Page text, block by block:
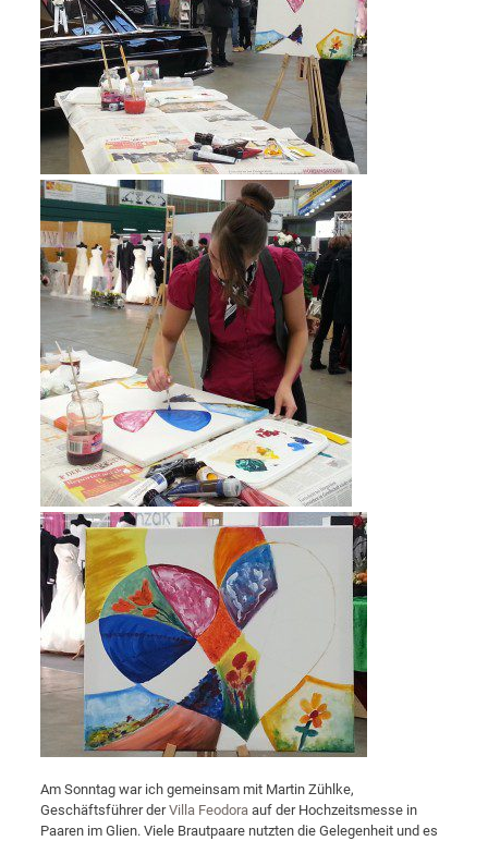
Am Sonntag war ich gemeinsam mit Martin Zühlke,
Geschäftsführer derVilla Feodora auf der Hochzeitsmesse in
Paaren im Glien. Viele Brautpaare nutzten die Gelegenheit und es